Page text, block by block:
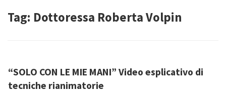
Tag: Dottoressa Roberta Volpin
“SOLO CON LE MIE MANI” Video esplicativo di
tecniche rianimatorie